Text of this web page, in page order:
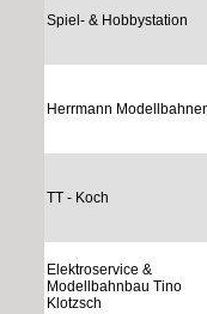
Spiel- & Hobbystation
Herrmann
TT - Koch
Elektroservice &
Modellbahnbau Tino
Klotzsch